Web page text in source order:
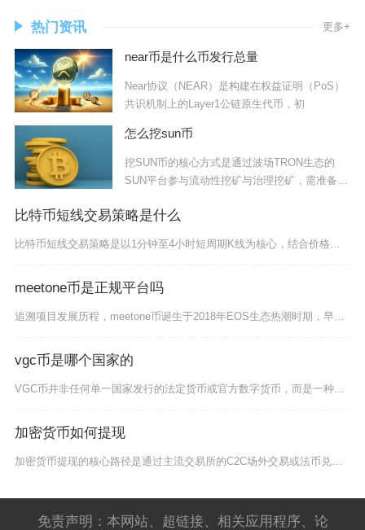
热门资讯 更多+
near币是什么币发行总量
Near协议（NEAR）是构建在权益证明（PoS）
共识机制上的Layer1公链原生代币，初
怎么挖sun币
挖SUN币的核心方式是通过波场TRON生态的
SUN平台参与流动性挖矿与治理挖矿，需准备支
比特币短线交易策略是什么
meetone币是正规平台吗
追溯项目发展历程，meetone币诞生于2018年EOS生态热潮时期，早期依托超级节点身份
vgc币是哪个国家的
加密货币如何提现
加密货币提现的核心路径是通过主流交易所的C2C场外交易或法币兑换功能，将数字资产转为人民币
免责声明：本网站、超链接、相关应用程序、论